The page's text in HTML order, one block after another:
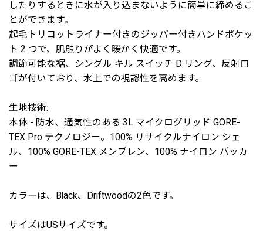
したりするときに水が入り込まないように簡単に締めるこ
とができます。
起毛トリコットライナー付きのジッパー付きハンドポケッ
ト 2 つで、肌触りがよく暖かく快適です。
調節可能な裾、シングル キル スイッチ D リング、反射ロ
ゴが付いており、水上での視認性を高めます。
生地技術:
本体 - 防水、通気性のある 3L マイクログリッド GORE-
TEX Pro テクノロジー。100% リサイクルナイロン シェ
ル、100% GORE-TEX メンブレン、100% ナイロン バッカ
ー
カラーは、Black、Driftwoodの2色です。
サイズはUSサイズです。